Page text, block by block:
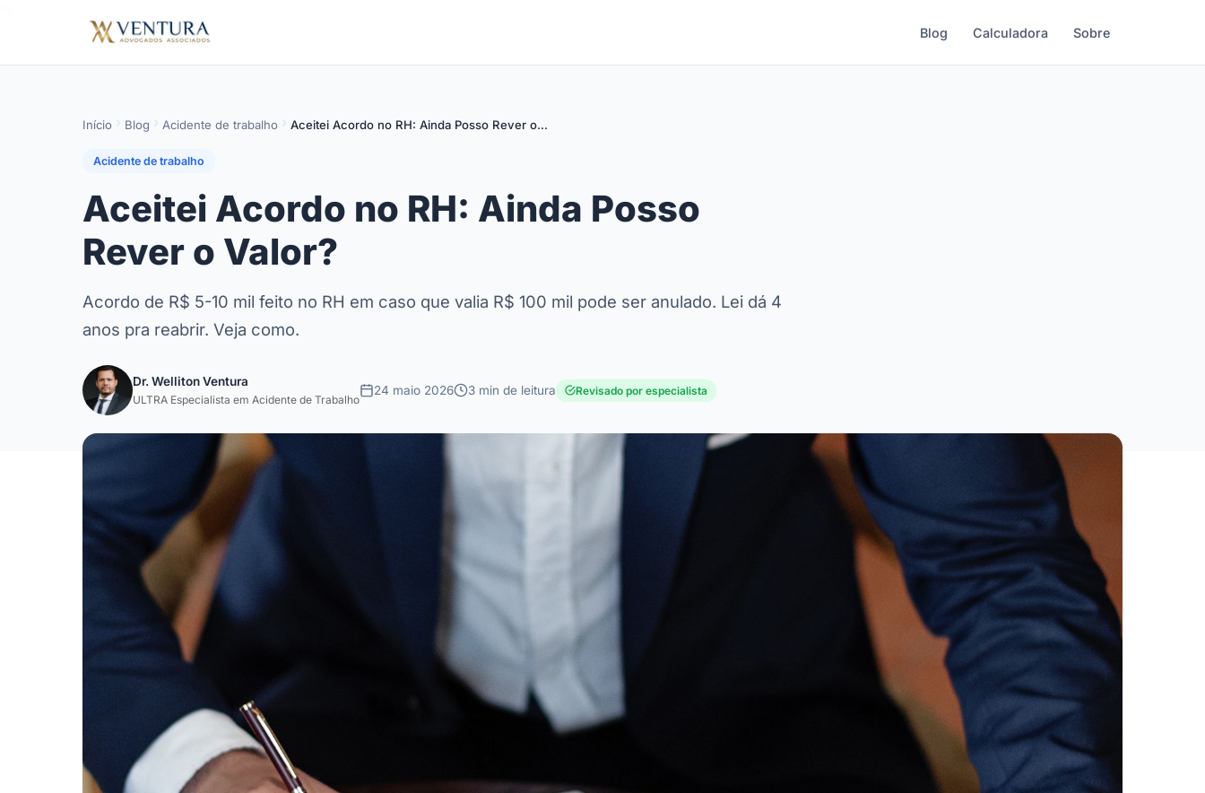
Blog Calculadora Sobre
Início Blog Acidente de trabalho Aceitei Acordo no RH: Ainda Posso Rever o…
Acidente de trabalho
Aceitei Acordo no RH: Ainda Posso
Rever o Valor?
Acordo de R$ 5-10 mil feito no RH em caso que valia R$ 100 mil pode ser anulado. Lei dá 4
anos pra reabrir. Veja como.
Dr. Welliton Ventura
ULTRA Especialista em Acidente de Trabalho
24 maio 2026 3 min de leitura Revisado por especialista